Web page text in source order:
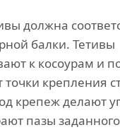
должна
балки. Тетивы
к косоурам и
крепления
крепеж делают
пазы